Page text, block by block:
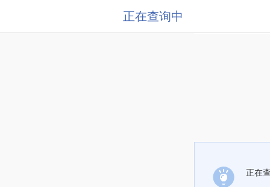
正在查询中
正在